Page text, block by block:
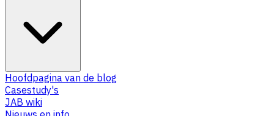
Hoofdpagina van de blog
Casestudy's
JAB wiki